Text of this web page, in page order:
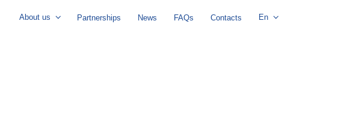
About us Partnerships News FAQs Contacts En